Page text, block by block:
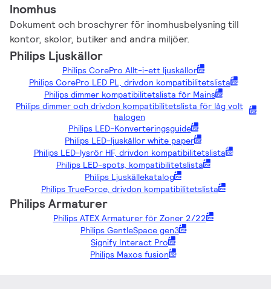
Inomhus
Dokument och broschyrer för inomhusbelysning till
kontor, skolor, butiker and andra miljöer.
Philips Ljuskällor
Philips CorePro Allt-i-ett ljuskällor
Philips CorePro LED PL, drivdon kompatibilitetslista
Philips dimmer kompatibilitetslista för Mains
Philips dimmer och drivdon kompatibilitetslista för låg volt
halogen
Philips LED-Konverteringsguide
Philips LED-ljuskällor white paper
Philips LED-lysrör HF, drivdon kompatibilitetslista
Philips LED-spots, kompatibilitetslista
Philips Ljuskällekatalog
Philips TrueForce, drivdon kompatibilitetslista
Philips Armaturer
Philips ATEX Armaturer för Zoner 2/22
Philips GentleSpace gen3
Signify Interact Pro
Philips Maxos fusion